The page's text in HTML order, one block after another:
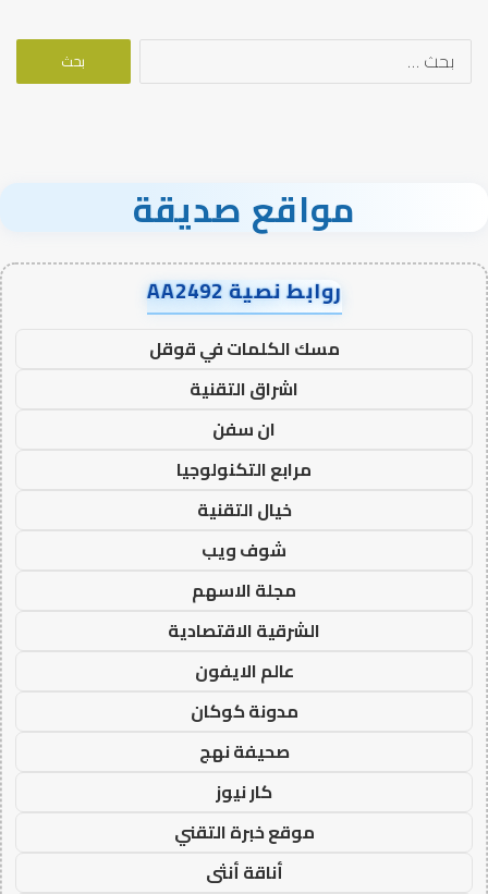
البحث
مواقع صديقة
روابط نصية AA2492
مسك الكلمات في قوقل
اشراق التقنية
ان سفن
مرابع التكنولوجيا
خيال التقنية
شوف ويب
مجلة الاسهم
الشرقية الاقتصادية
عالم الايفون
مدونة كوكان
صحيفة نهج
كار نيوز
موقع خبرة التقني
أناقة أنثى